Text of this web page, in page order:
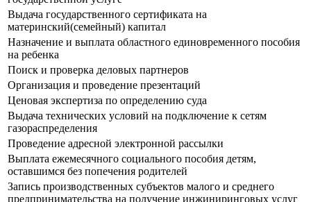
Выдача государственного сертификата на
материнский(семейный) капитал
Назначение и выплата областного единовременного пособия
на ребенка
Поиск и проверка деловых партнеров
Организация и проведение презентаций
Ценовая экспертиза по определению суда
Выдача технических условий на подключение к сетям
газораспределения
Проведение адресной электронной рассылки
Выплата ежемесячного социального пособия детям,
оставшимся без попечения родителей
Запись производственных субъектов малого и среднего
предпринимательства на получение инжиниринговых услуг